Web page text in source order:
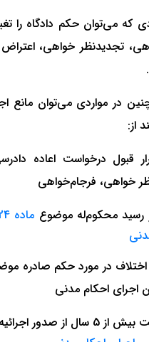
که می‌توان حکم دادگاه را
تجدیدنظر خواهی،
در مواردی می‌توان مانع
از:
قبول درخواست اعاده
خواهی، فرجام‌خواهی
رسید محکوم‌له موضوع
صدور اجرائیه موضوع